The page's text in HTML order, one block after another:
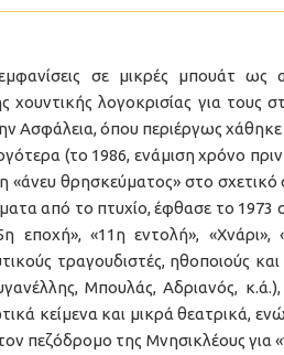
σε μικρές μπουάτ ως
χουντικής λογοκρισίας για τους
Ασφάλεια, όπου περιέργως
(το 1986, ενάμιση χρόνο
«άνευ θρησκεύματος» στο
από το πτυχίο, έφθασε το
εποχή», «11η εντολή»,
τραγουδιστές, ηθοποιούς
Μπουλάς, Αδριανός,
κείμενα και μικρά θεατρικά,
πεζόδρομο της Μνησικλέους για